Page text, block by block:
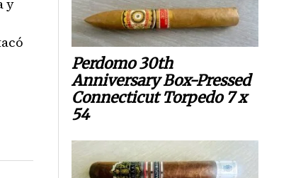
y
Perdomo 30th
Anniversary Box-Pressed
Connecticut Torpedo 7 x
54